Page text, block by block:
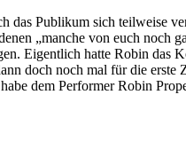
Publikum sich teilweise
„manche von euch noch
Eigentlich hatte Robin
doch noch mal für die
dem Performer Robin